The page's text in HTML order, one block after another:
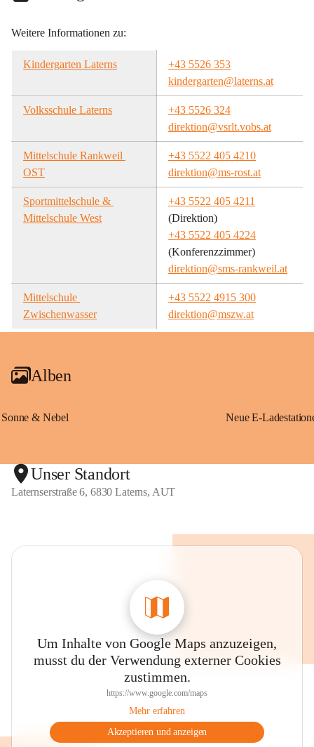
Weitere Informationen zu:
Kindergarten Laterns
+43 5526 353
kindergarten@laterns.at
Volksschule Laterns
+43 5526 324
direktion@vsrlt.vobs.at
Mittelschule Rankweil
OST
+43 5522 405 4210
direktion@ms-rost.at
Sportmittelschule &
Mittelschule West
+43 5522 405 4211
(Direktion)
+43 5522 405 4224
(Konferenzzimmer)
direktion@sms-rankweil.at
Mittelschule
Zwischenwasser
+43 5522 4915 300
direktion@mszw.at
Alben
Sonne & Nebel
Unser Standort
Laternserstraße 6, 6830 Laterns, AUT
Um Inhalte von Google Maps anzuzeigen,
musst du der Verwendung externer Cookies
zustimmen.
https://www.google.com/maps
Mehr erfahren
Akzeptieren und anzeigen